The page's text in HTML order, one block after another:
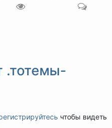
.тотемы-
чтобы видеть